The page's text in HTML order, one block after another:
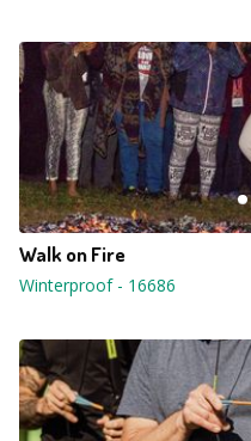
Walk on Fire
Winterproof- 16686